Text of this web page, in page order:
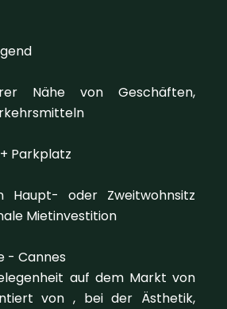
Nähe von Geschäften,
Parkplatz
Haupt- oder Zweitwohnsitz
Mietinvestition
- Cannes
auf dem Markt von
von , bei der Ästhetik,